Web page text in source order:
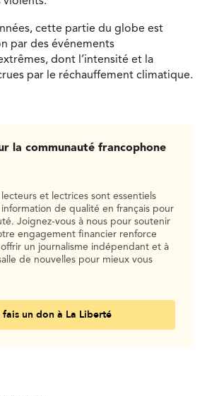
cette partie du globe est
par des événements
dont l’intensité et la
par le réchauffement climatique.
la communauté francophone
lecteurs et lectrices sont essentiels
de qualité en français pour
Joignez-vous à nous pour soutenir
engagement financier renforce
un journalisme indépendant et à
de nouvelles pour mieux vous
fais un don à La Liberté